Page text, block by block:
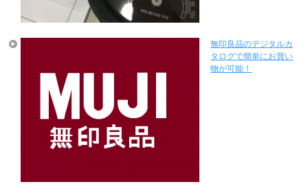
無印良品のデジタルカ
タログで簡単にお買い
物が可能！